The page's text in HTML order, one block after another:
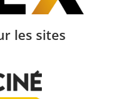
les sites